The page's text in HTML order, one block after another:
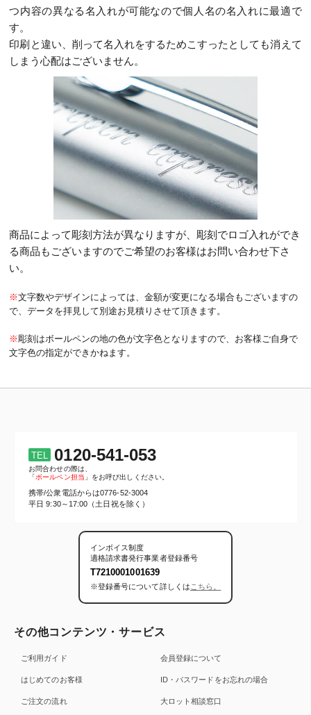
つ内容の異なる名入れが可能なので個人名の名入れに最適で
す。
印刷と違い、削って名入れをするためこすったとしても消えて
しまう心配はございません。
商品によって彫刻方法が異なりますが、彫刻でロゴ入れができ
る商品もございますのでご希望のお客様はお問い合わせ下さ
い。
※文字数やデザインによっては、金額が変更になる場合もございますの
で、データを拝見して別途お見積りさせて頂きます。
※彫刻はボールペンの地の色が文字色となりますので、お客様ご自身で
文字色の指定ができかねます。
TEL 0120-541-053
お問合わせの際は、
「ボールペン担当 」をお呼び出しください。
携帯/公衆電話からは0776-52-3004
平日 9:30～17:00（土日祝を除く）
インボイス制度
適格請求書発行事業者登録番号
T7210001001639
※登録番号について詳しくは こちら。
その他コンテンツ・サービス
ご利用ガイド
はじめてのお客様
ご注文の流れ
会員登録について
ID・パスワードをお忘れの場合
大ロット相談窓口